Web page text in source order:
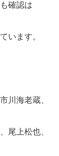
確認は
います。
川海老蔵、
尾上松也、